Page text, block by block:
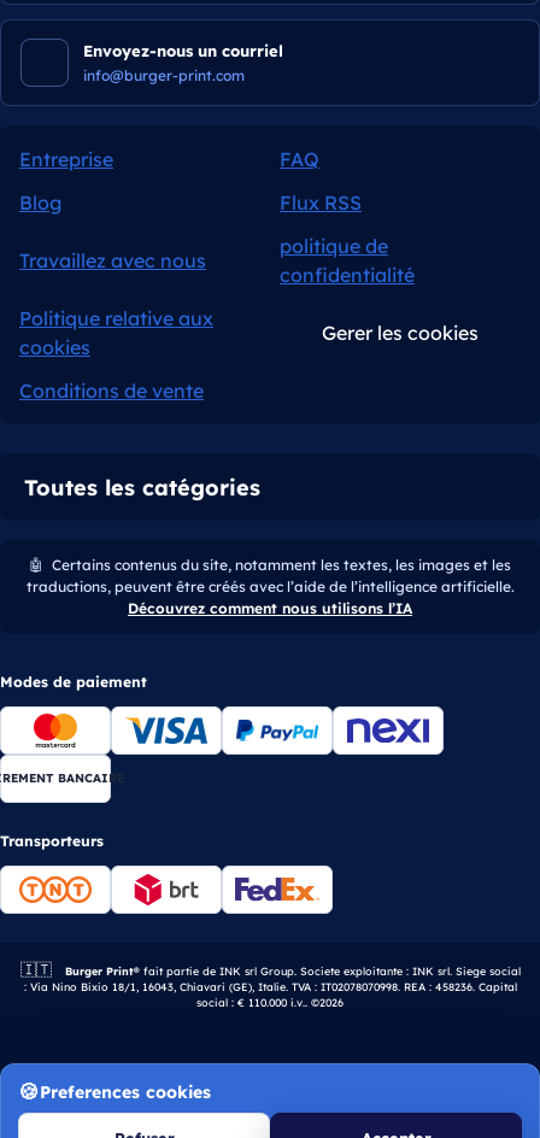
Envoyez-nous un courriel
info@burger-print.com
Entreprise
FAQ
Blog
Flux RSS
Travaillez avec nous
politique de
confidentialité
Politique relative aux
cookies
Gerer les cookies
Conditions de vente
Toutes les catégories
🤖 Certains contenus du site, notamment les textes, les images et les
traductions, peuvent être créés avec l’aide de l’intelligence artificielle.
Découvrez comment nous utilisons l’IA
Modes de paiement
BANCAIRE
Transporteurs
🇮🇹 Entreprise italienne.
Burger Print®fait partie de INK srl Group. Societe exploitante : INK srl. Siege social
: Via Nino Bixio 18/1, 16043, Chiavari (GE), Italie. TVA : IT02078070998. REA : 458236. Capital
social : € 110.000 i.v.. ©2026
Preferences cookies